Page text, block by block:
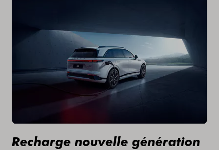
Recharge nouvelle génération